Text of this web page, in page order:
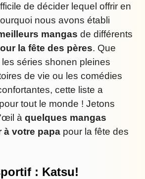
de décider lequel offrir en
nous avons établi
mangas de différents
la fête des pères. Que
séries shonen pleines
de vie ou les comédies
cette liste a
tout le monde ! Jetons
à quelques mangas
à votre papa pour la fête des
: Katsu!